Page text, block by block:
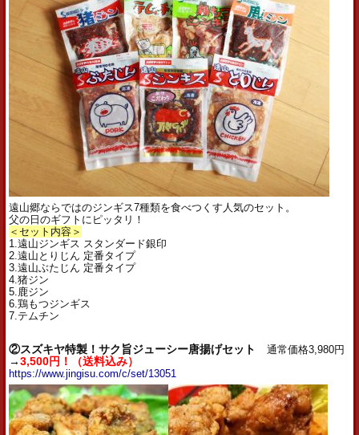
遠山郷ならではのジンギス7種類を食べつくす人気のセット。
父の日のギフトにピッタリ！
＜セット内容＞
1.遠山ジンギス スタンダード銀印
2.遠山とりじん 定番タイプ
3.遠山ぶたじん 定番タイプ
4.猪ジン
5.鹿ジン
6.鶏もつジンギス
7.テムチン
②スズキヤ特製！サク旨ジューシー唐揚げセット通常価格3,980円
→3,500円！（送料込み）
https://www.jingisu.com/c/set/13051